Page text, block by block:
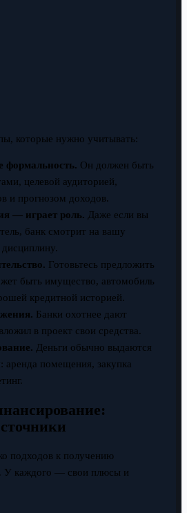
которые нужно учитывать:
формальность. Он должен быть
целевой аудиторией,
и прогнозом доходов.
— играет роль. Даже если вы
банк смотрит на вашу
Готовьтесь предложить
быть имущество, автомобиль
кредитной историей.
Банки охотнее дают
в проект свои средства.
Деньги обычно выдаются
аренда помещения, закупка
подходов к получению
У каждого — свои плюсы и